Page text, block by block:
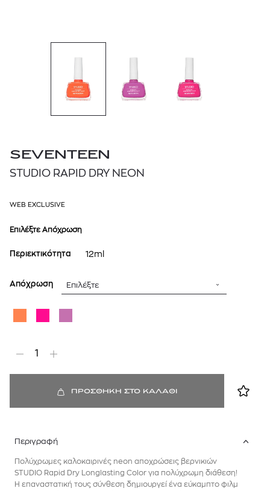
SEVENTEEN
STUDIO RAPID DRY NEON
WEB EXCLUSIVE
Επιλέξτε Απόχρωση
Περιεκτικότητα 12ml
Απόχρωση Επιλέξτε
1
ΠΡΟΣΘΗΚΗ ΣΤΟ ΚΑΛΑΘΙ
Περιγραφή
Πολύχρωμες καλοκαιρινές neon αποχρώσεις βερνικιών
STUDIO Rapid Dry Longlasting Color για πολύχρωμη διάθεση!
Η επαναστατική τους σύνθεση δημιουργεί ένα εύκαμπτο φιλμ